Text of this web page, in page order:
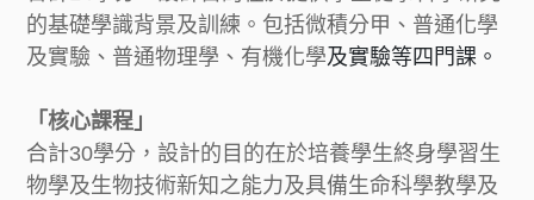
的基礎學識背景及訓練。包括微積分甲、普通化學
及實驗、普通物理學、有機化學及實驗等四門課。
「核心課程」
合計30學分，設計的目的在於培養學生終身學習生
物學及生物技術新知之能力及具備生命科學教學及